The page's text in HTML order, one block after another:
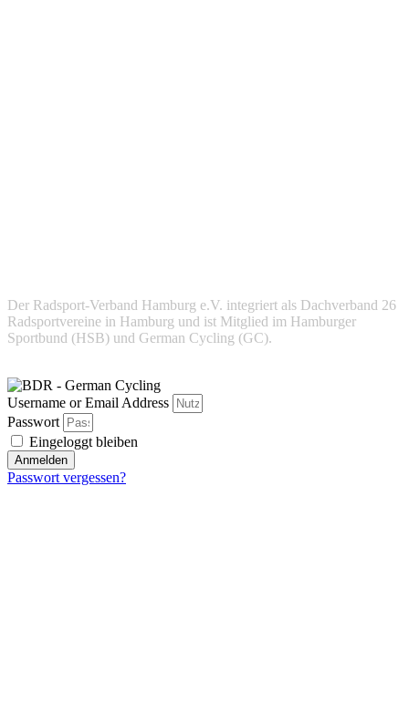
Der Radsport-Verband Hamburg e.V. integriert als Dachverband 26
Radsportvereine in Hamburg und ist Mitglied im Hamburger
Sportbund (HSB) und German Cycling (GC).
Username or Email Address
Passwort
Eingeloggt bleiben
Anmelden
Passwort vergessen?